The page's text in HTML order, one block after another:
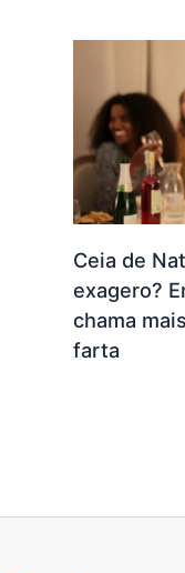
Ceia de
exagero?
chama
farta